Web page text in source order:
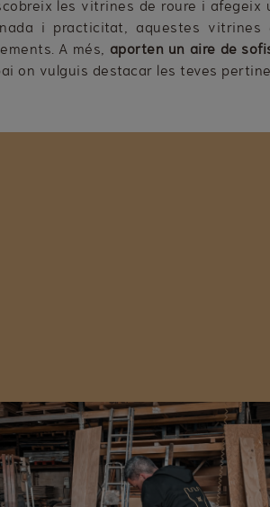
les vitrines de roure i
i practicitat, aquestes
A més, aporten un aire de
on vulguis destacar les teves